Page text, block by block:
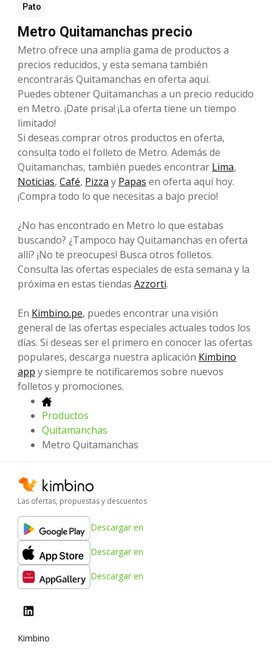
Pato
Metro Quitamanchas precio
Metro ofrece una amplia gama de productos a
precios reducidos, y esta semana también
encontrarás Quitamanchas en oferta aquí.
Puedes obtener Quitamanchas a un precio reducido
en Metro. ¡Date prisa! ¡La oferta tiene un tiempo
limitado!
Si deseas comprar otros productos en oferta,
consulta todo el folleto de Metro. Además de
Quitamanchas, también puedes encontrar Lima,
Noticias, Café, Pizza y Papas en oferta aquí hoy.
¡Compra todo lo que necesitas a bajo precio!
¿No has encontrado en Metro lo que estabas
buscando? ¿Tampoco hay Quitamanchas en oferta
allí? ¡No te preocupes! Busca otros folletos.
Consulta las ofertas especiales de esta semana y la
próxima en estas tiendas Azzorti.
En Kimbino.pe, puedes encontrar una visión
general de las ofertas especiales actuales todos los
días. Si deseas ser el primero en conocer las ofertas
populares, descarga nuestra aplicación Kimbino
app y siempre te notificaremos sobre nuevos
folletos y promociones.
Productos
Quitamanchas
Metro Quitamanchas
Las ofertas, propuestas y descuentos
Descargar en
Descargar en
Descargar en
Kimbino